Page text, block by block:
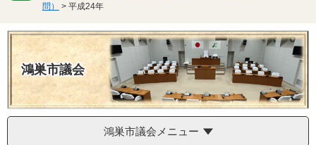
す。
問）
> 平成24年
鴻巣市議会
鴻巣市議会メニュー